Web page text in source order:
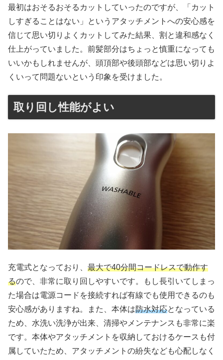
最初はおそるおそるカットしていったのですが、「カット
しすぎることはない」というアタッチメントへの安心感を
信じて思い切りよくカットしてみた結果、割と違和感なく
仕上がっていました。前髪部分はちょっと慎重になっても
いいかもしれませんが、頭頂部や後頭部などは思い切りよ
くいって問題ないという印象を受けました。
取り回し性能がよい
充電式となっており、 最大で40分間コードレスで動作す
るので、非常に取り回しやすいです。もし長引いてしまっ
た場合は電源コードを接続すれば有線でも使用できるのも
安心感がありますね。また、本体は防水対応となっている
ため、水洗い洗浄が出来、清掃やメンテナンスも非常に楽
です。本体やアタッチメントを収納しておけるケースも付
属していたため、アタッチメントの紛失なども心配しなく